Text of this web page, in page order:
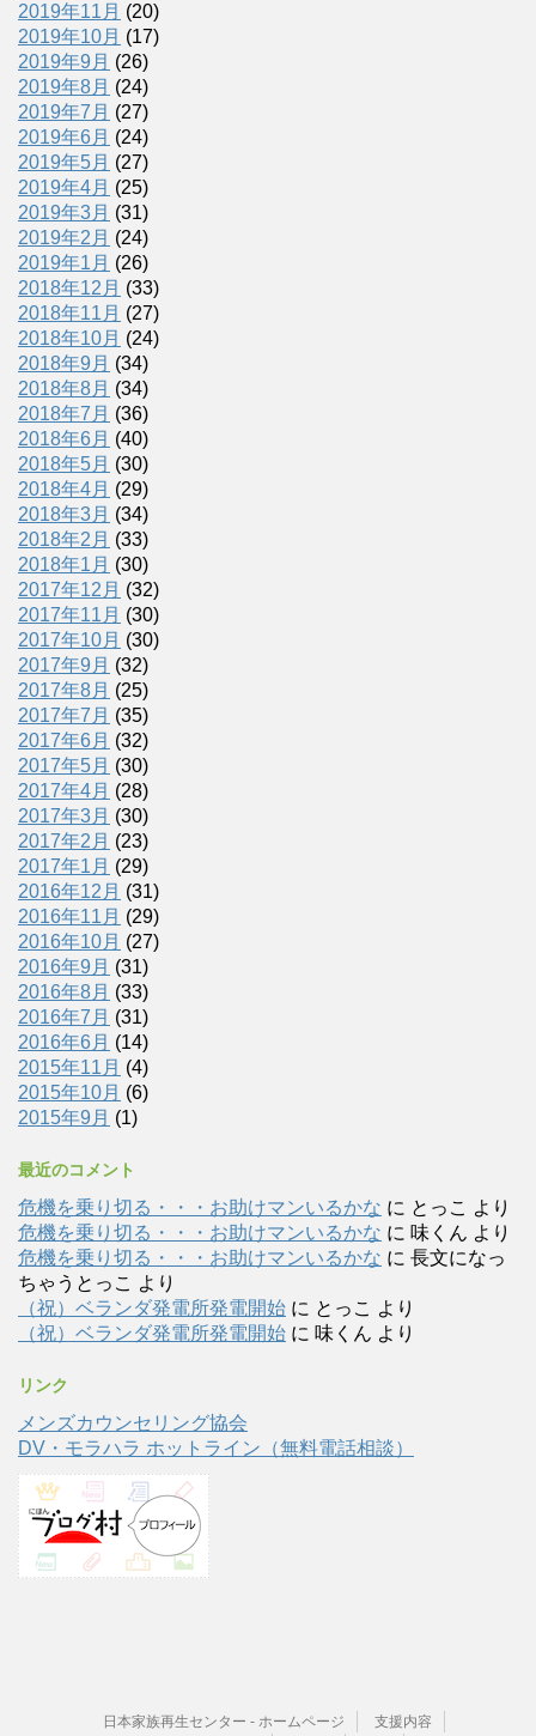
2019年11月 (20)
2019年10月 (17)
2019年9月 (26)
2019年8月 (24)
2019年7月 (27)
2019年6月 (24)
2019年5月 (27)
2019年4月 (25)
2019年3月 (31)
2019年2月 (24)
2019年1月 (26)
2018年12月 (33)
2018年11月 (27)
2018年10月 (24)
2018年9月 (34)
2018年8月 (34)
2018年7月 (36)
2018年6月 (40)
2018年5月 (30)
2018年4月 (29)
2018年3月 (34)
2018年2月 (33)
2018年1月 (30)
2017年12月 (32)
2017年11月 (30)
2017年10月 (30)
2017年9月 (32)
2017年8月 (25)
2017年7月 (35)
2017年6月 (32)
2017年5月 (30)
2017年4月 (28)
2017年3月 (30)
2017年2月 (23)
2017年1月 (29)
2016年12月 (31)
2016年11月 (29)
2016年10月 (27)
2016年9月 (31)
2016年8月 (33)
2016年7月 (31)
2016年6月 (14)
2015年11月 (4)
2015年10月 (6)
2015年9月 (1)
最近のコメント
危機を乗り切る・・・お助けマンいるかな に とっこ より
危機を乗り切る・・・お助けマンいるかな に 味くん より
危機を乗り切る・・・お助けマンいるかな に 長文になっ
ちゃうとっこ より
（祝）ベランダ発電所発電開始 に とっこ より
（祝）ベランダ発電所発電開始 に 味くん より
リンク
メンズカウンセリング協会
DV・モラハラ ホットライン（無料電話相談）
日本家族再生センター - ホームページ 支援内容